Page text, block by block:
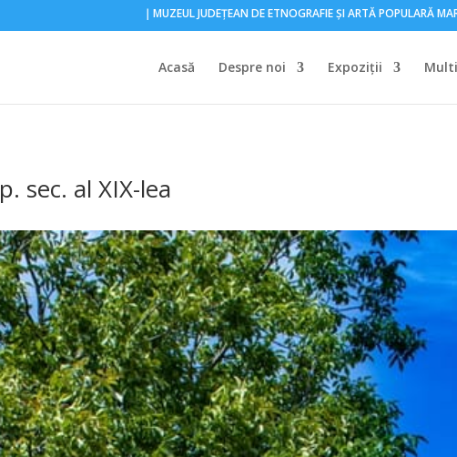
｜MUZEUL JUDEŢEAN DE ETNOGRAFIE ŞI ARTĂ POPULARĂ
Acasă Despre noi Expoziţii
sec. al XIX-lea